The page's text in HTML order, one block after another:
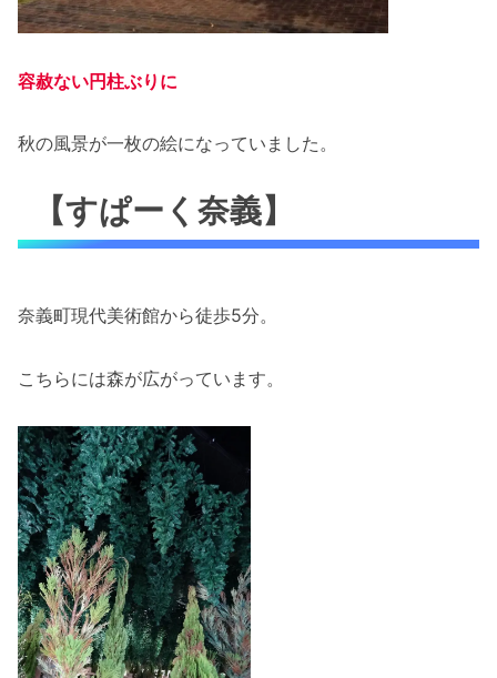
容赦ない円柱ぶりに
秋の風景が一枚の絵になっていました。
【すぱーく奈義】
奈義町現代美術館から徒歩5分。
こちらには森が広がっています。